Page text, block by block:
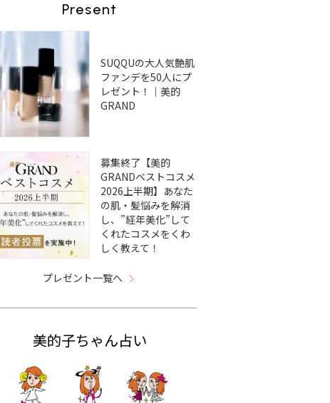
Present
SUQQUの大人気艶肌
ファンデを50人にプ
レゼント！｜美的
GRAND
募集終了【美的
GRANDベストコスメ
2026上半期】あなた
の肌・髪悩みを解消
し、”経年美化”して
くれたコスメをくわ
しく教えて！
プレゼント一覧へ
美的子ちゃん占い